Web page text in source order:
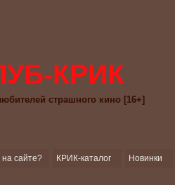
КРИК
страшного кино [16+]
сайте? КРИК-каталог Новинки